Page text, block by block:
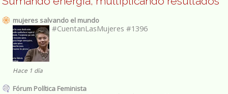
mujeres salvando el mundo
#CuentanLasMujeres #1396
Hace 1 día
Fórum Política Feminista